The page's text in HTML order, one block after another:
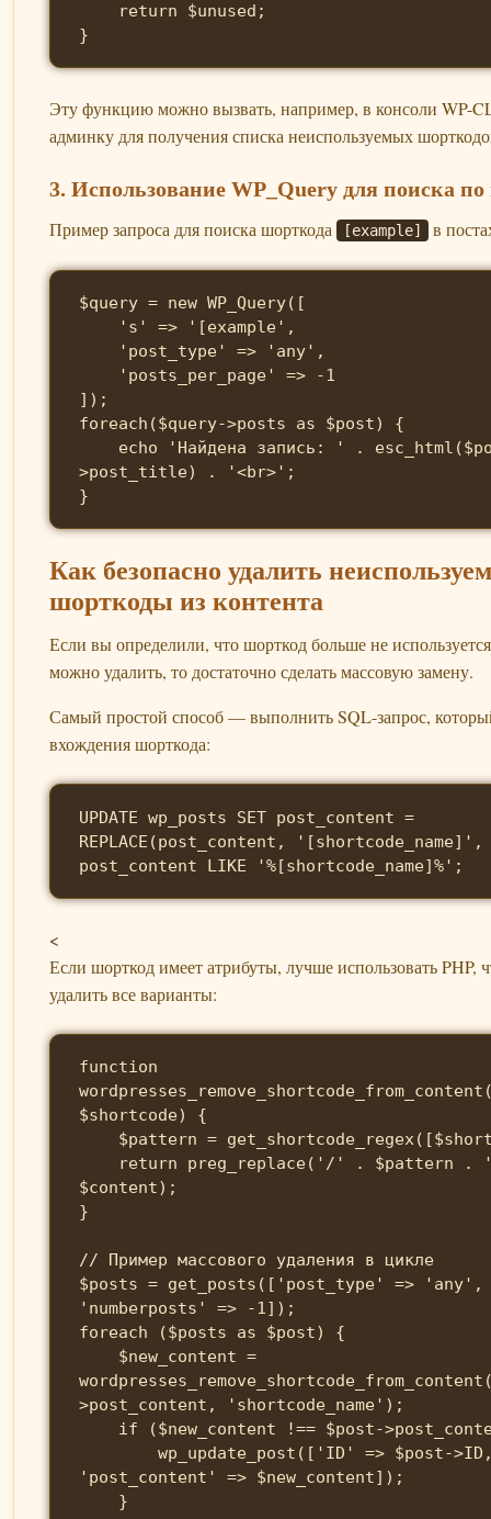
}
Эту функцию можно вызвать, например, в консоли WP-
админку для получения списка неиспользуемых
3. Использование WP_Query для поиска по
Пример запроса для поиска шорткода [example] в
$query = new WP_Query([
]);
foreach($query->posts as $post) {
>post_title) . '<br>';
}
Как безопасно удалить
шорткоды из контента
Если вы определили, что шорткод больше не
можно удалить, то достаточно сделать массовую замену.
Самый простой способ — выполнить SQL-запрос,
вхождения шорткода:
UPDATE wp_posts SET post_content =
REPLACE(post_content,
post_content LIKE '%[shortcode_name]%';
<
Если шорткод имеет атрибуты, лучше использовать PHP,
удалить все варианты:
function
$shortcode) {
$content);
}
// Пример массового удаления в цикле
$posts = get_posts(['post_type' =>
'numberposts' => -1]);
foreach ($posts as $post) {
>post_content, 'shortcode_name');
        wp_update_post(['ID' => $post->ID,
'post_content' => $new_content]);